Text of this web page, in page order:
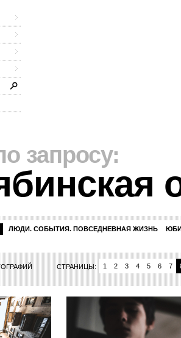
запросу:
ЛЮДИ. СОБЫТИЯ. ПОВСЕДНЕВНАЯ ЖИЗНЬ
СТРАНИЦЫ: 1 2 3 4 5 6 7